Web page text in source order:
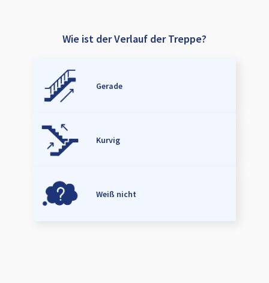
Wie ist der Verlauf der Treppe?
Gerade
Kurvig
Weiß nicht